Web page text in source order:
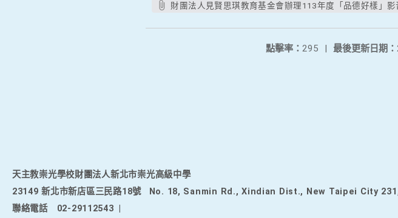
財團法人見賢思琪教育基金會辦理113年度「品德好樣」
最後更新日期：
點擊率： 295 |
天主教崇光學校財團法人新北市崇光高級中學
23149 新北市新店區三民路18號
No. 18, Sanmin Rd., Xindian Dist., New Taipei City
聯絡電話
02-29112543